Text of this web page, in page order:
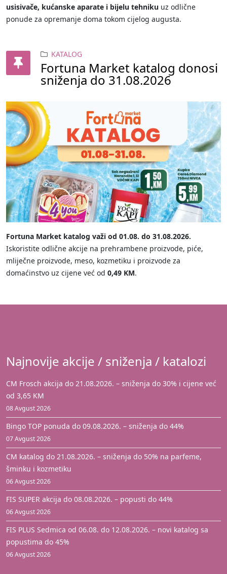
usisivače, kućanske aparate i bijelu tehniku uz odlične
ponude za opremanje doma tokom cijelog augusta.
KATALOG
Fortuna Market katalog donosi
sniženja do 31.08.2026
Fortuna Market katalog važi od 01.08. do 31.08.2026.
Iskoristite odlične akcije na prehrambene proizvode, piće,
mliječne proizvode, meso, kozmetiku i proizvode za
domaćinstvo uz cijene već od 0,49 KM.
Najnovije akcije / sniženja / katalozi
CM Frosch akcija do 21.08.2026. – sniženja do 30% i cijene već
od 3,65 KM
08 Avgust 2026
Bingo TOP ponuda do 09.08.2026. – sniženja do 44%
07 Avgust 2026
CM katalog do 21.08.2026. – sniženja do 50% na parfeme,
šminku i kozmetiku
06 Avgust 2026
FIS SUPER akcija do 08.08.2026. – popusti do 44%
06 Avgust 2026
FIS PLUS Sedmica od 06.08. do 12.08.2026. – novi katalog sa
popustima do 45%
06 Avgust 2026